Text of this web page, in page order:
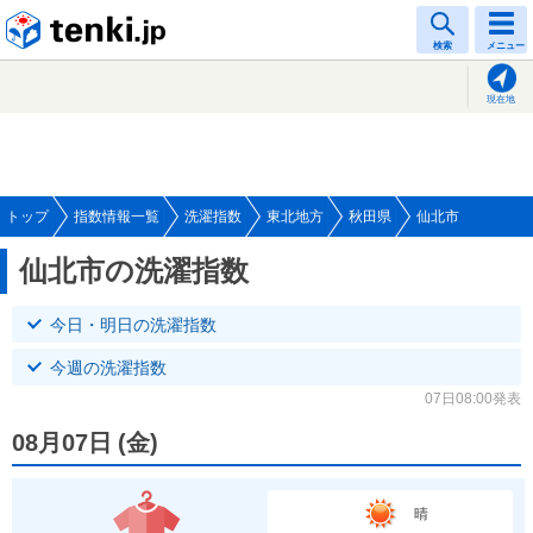
検索 メニュー
現在地
トップ 指数情報一覧 洗濯指数 東北地方 秋田県 仙北市
仙北市の洗濯指数
今日・明日の洗濯指数
今週の洗濯指数
07日08:00発表
08月07日 (金)
晴